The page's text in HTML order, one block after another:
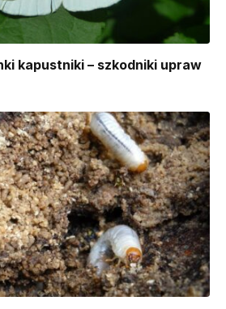
kapustniki – szkodniki upraw